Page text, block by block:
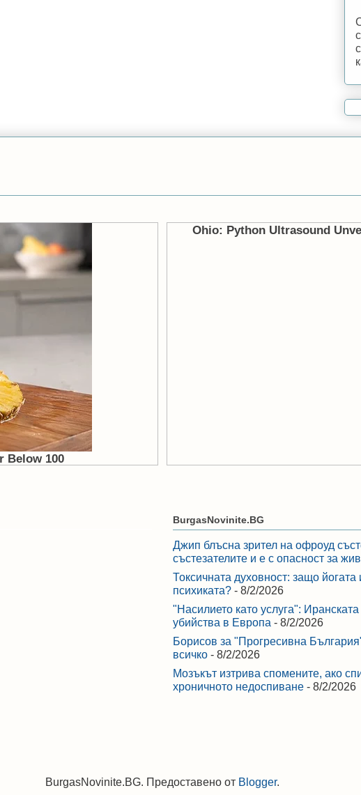
BurgasNovinite.BG
Джип блъсна зрител на офроуд
състезателите и е с опасност за
Токсичната духовност: защо
психиката? - 8/2/2026
"Насилието като услуга":
убийства в Европа - 8/2/2026
Борисов за "Прогресивна
всичко - 8/2/2026
Мозъкът изтрива спомените, ако
хроничното недоспиване - 8/2/2026
BurgasNovinite.BG. Предоставено от Blogger.